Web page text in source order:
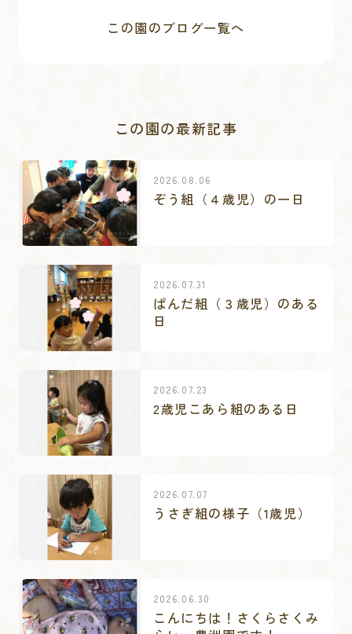
この園のブログ一覧へ
この園の最新記事
2026.08.06
ぞう組（４歳児）の一日
2026.07.31
ぱんだ組（３歳児）のある
日
2026.07.23
2歳児こあら組のある日
2026.07.07
うさぎ組の様子（1歳児）
2026.06.30
こんにちは！さくらさくみ